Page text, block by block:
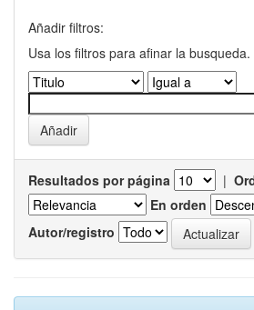
Añadir filtros:
Usa los filtros para afinar la busqueda.
Resultados por página |
En orden
Autor/registro